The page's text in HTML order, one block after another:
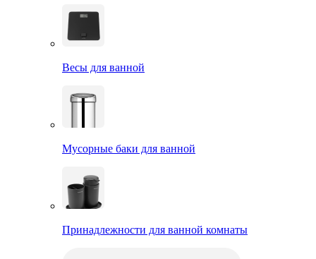
Весы для ванной
Мусорные баки для ванной
Принадлежности для ванной комнаты